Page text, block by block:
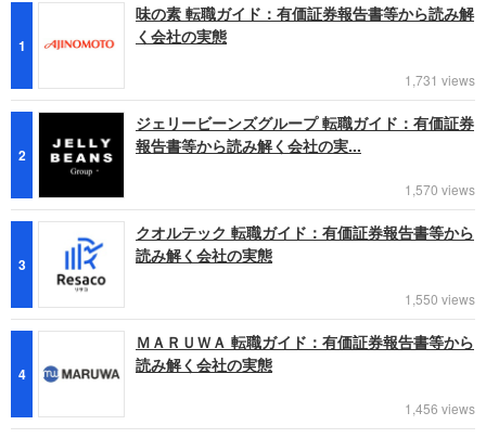
1
味の素 転職ガイド：有価証券報告書等から読み解
く会社の実態
1,731 views
2
ジェリービーンズグループ 転職ガイド：有価証券
報告書等から読み解く会社の実...
1,570 views
3
クオルテック 転職ガイド：有価証券報告書等から
読み解く会社の実態
1,550 views
4
ＭＡＲＵＷＡ 転職ガイド：有価証券報告書等から
読み解く会社の実態
1,456 views